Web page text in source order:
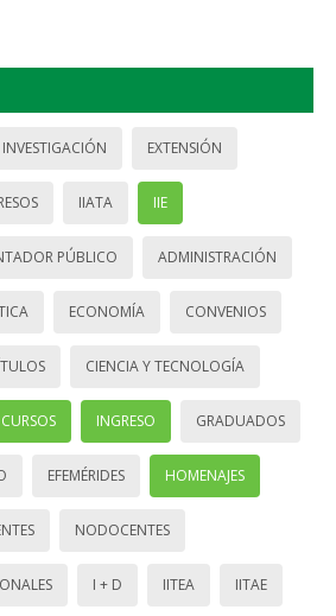
INVESTIGACIÓN EXTENSIÓN
IIATA IIE
PÚBLICO ADMINISTRACIÓN
ECONOMÍA CONVENIOS
CIENCIA Y TECNOLOGÍA
CURSOS INGRESO GRADUADOS
EFEMÉRIDES HOMENAJES
NODOCENTES
I + D IITEA IITAE